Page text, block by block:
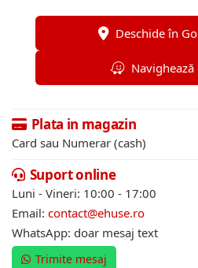
Deschide în
Navighează
Plata in magazin
Card sau Numerar (cash)
Suport online
Luni - Vineri: 10:00 - 17:00
Email: contact@ehuse.ro
WhatsApp: doar mesaj text
Trimite mesaj